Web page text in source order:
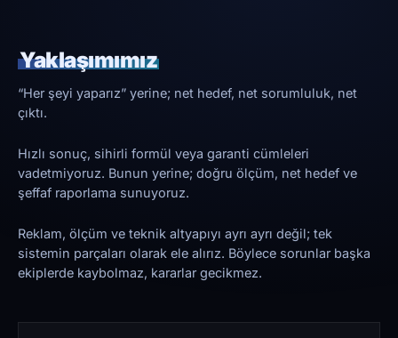
Yaklaşımımız
“Her şeyi yaparız” yerine; net hedef, net sorumluluk, net
çıktı.
Hızlı sonuç, sihirli formül veya garanti cümleleri
vadetmiyoruz. Bunun yerine; doğru ölçüm, net hedef ve
şeffaf raporlama sunuyoruz.
Reklam, ölçüm ve teknik altyapıyı ayrı ayrı değil; tek
sistemin parçaları olarak ele alırız. Böylece sorunlar başka
ekiplerde kaybolmaz, kararlar gecikmez.